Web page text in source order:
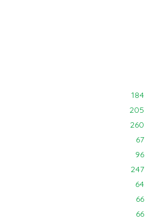
184
205
260
67
96
247
64
66
66